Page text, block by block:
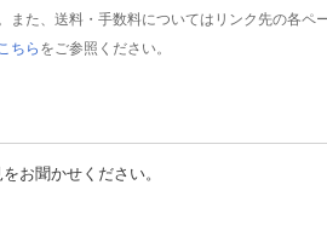
た、送料・手数料についてはリンク先の各ペ
こちら をご参照ください。
お聞かせください。